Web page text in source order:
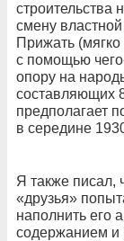
строительства
смену
Прижать (мягко
с помощью
опору на
составляющих
предполагает
в середине
Я также писал,
«друзья»
наполнить его
содержанием и